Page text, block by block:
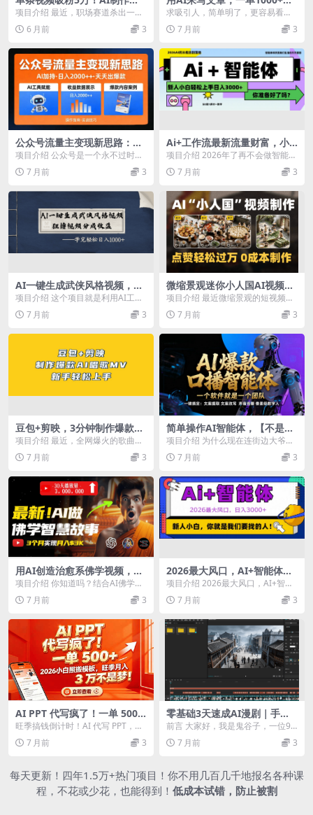
场避坑视频，3步流水线产出
项目介绍 最近，职场赛道杀出一匹
黑马——AI制作的职场避坑视频！
比起泛泛而谈的职...
6 月前 3
提供免费接单渠道，AI风口
期，超暴利
求吸引人，简单明了，更容易看下
去 今天跟大家唠个稳赚、轻量、不
费钱的靠谱副业：A...
7 月前 3
公众号流量主变现新思路：AI
加持，日入 2000++ 天天出爆
款
项目介绍 公众号是一个永不过时的
项目，我们团队现在测试出来了项
目的最新玩法，不需...
7 月前 3
Ai+工作流最新流量财富，小
白必学项目日入3000+
项目介绍 2026年了再不会做智能体
就会被社会淘汰了，未来就是全民A
I的时代，纯...
7 月前 3
AI一键生成武侠风格视频，狂
撸视频号分成收益，学会轻松
日入1000+
项目介绍 这个项目就是利用AI工具
生成目前很火的武侠/玄幻类中视
频，此工具完全免...
7 月前 3
微缩景观迷你小人国AI视频，
爆款1000W+，0成本制作全流
程教学
项目介绍 最近微缩景观的短视频特
别火，很多博主随便发发作品，就
有几十万的点赞量。...
7 月前 3
豆包+剪映，3分钟制作爆款AI
唱歌MV，新手轻松上手
项目介绍 最近，全网爆火的歌曲
《没出息》带动了一波AI视频流
量，不少作品点赞破万...
7 月前 3
简单操作AI智能体，【不是扣
子工作流】5分钟生成一个自
己的口播短视频，暴力起号，
日赚1000+
项目介绍 为什么现在连街边大爷大
妈都在谈AI？甚至手机里都下载了
豆包或者元宝，甚...
7 月前 3
用AI创造治愈系佛学视频，无
需露脸，轻松月入过万
项目介绍 你知道吗？结合AI佛学故
事和治愈系内容，可以创造出触动
人心的视频，不仅...
7 月前 3
2026最大风口，AI+智能体日
入3000+
项目介绍 2026最大风口，AI+智能
体日入3000+ 课程目录 AI智能体的
介...7 月前 3
AI PPT 代写疯了！一单 500
+，2026小白照搬模板，旺季
月入 3 万不是梦
旺季搞钱倒计时！AI 代写 PPT，日
入 500+，工具直接送！没特长？没
关系！...
7 月前 3
零基础3天速成AI漫剧｜手把
手实战教程
前言 大家好，我是鬼谷子，一位90
年IT宅男，不看动漫不看剧，仅看
过一些抖音沙雕...
7 月前 3
每天更新！四年1.5万+热门项目！你不用几百几千地报名各种课
程，不花或少花，也能得到！ 低成本试错，防止被割